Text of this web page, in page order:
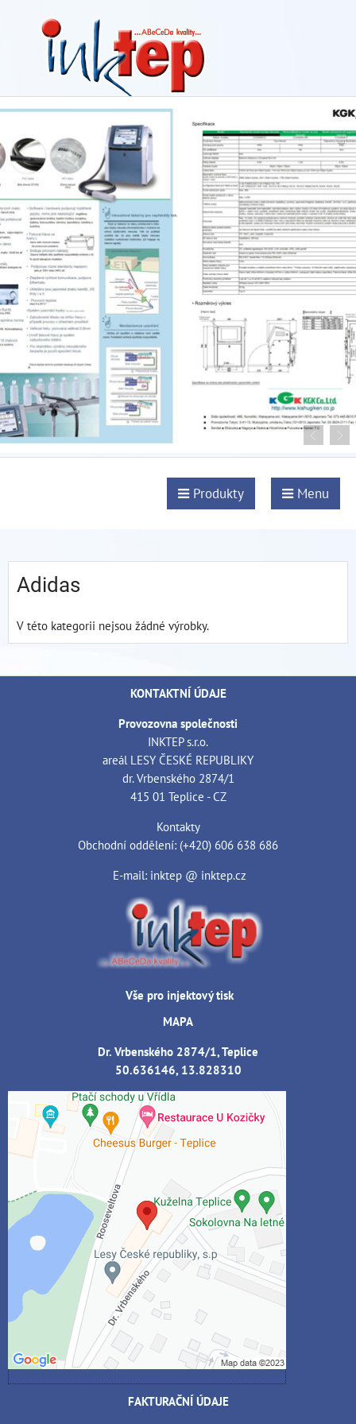
Produkty Menu
Adidas
V této kategorii nejsou žádné výrobky.
KONTAKTNÍ ÚDAJE
Provozovna společnosti
INKTEP s.r.o.
areál LESY ČESKÉ REPUBLIKY
dr. Vrbenského 2874/1
415 01 Teplice - CZ
Kontakty
Obchodní oddělení: (+420) 606 638 686
E-mail: inktep @ inktep.cz
Vše pro injektový tisk
MAPA
Dr. Vrbenského 2874/1, Teplice
50.636146, 13.828310
Externí obsah je blokován Volbami
soukromí
Přejete si načíst externí obsah?
Povolit jednou
Povolit a zapamatovat - souhlas s druhem
cookie: Funkční
Otevřít obsah v novém okně
FAKTURAČNÍ ÚDAJE